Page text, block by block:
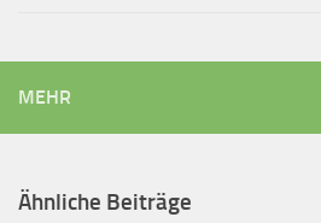
MEHR
Ähnliche Beiträge